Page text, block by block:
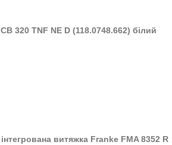
320 TNF NE D (118.0748.662) білий
витяжка Franke FMA 8352 R